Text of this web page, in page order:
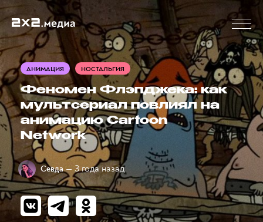
АНИМАЦИЯ НОСТАЛЬГИЯ
Феномен Флэпджека: как
мультсериал повлиял на
анимацию Cartoon
Network
Севда — 3 года назад